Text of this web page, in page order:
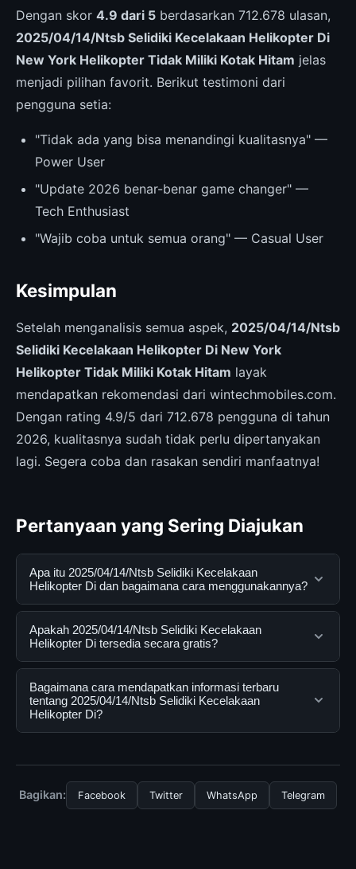
Dengan skor 4.9 dari 5 berdasarkan 712.678 ulasan,
2025/04/14/Ntsb Selidiki Kecelakaan Helikopter Di
New York Helikopter Tidak Miliki Kotak Hitam jelas
menjadi pilihan favorit. Berikut testimoni dari
pengguna setia:
"Tidak ada yang bisa menandingi kualitasnya" —
Power User
"Update 2026 benar-benar game changer" —
Tech Enthusiast
"Wajib coba untuk semua orang" — Casual User
Kesimpulan
Setelah menganalisis semua aspek, 2025/04/14/Ntsb
Selidiki Kecelakaan Helikopter Di New York
Helikopter Tidak Miliki Kotak Hitam layak
mendapatkan rekomendasi dari wintechmobiles.com.
Dengan rating 4.9/5 dari 712.678 pengguna di tahun
2026, kualitasnya sudah tidak perlu dipertanyakan
lagi. Segera coba dan rasakan sendiri manfaatnya!
Pertanyaan yang Sering Diajukan
Apa itu 2025/04/14/Ntsb Selidiki Kecelakaan
Helikopter Di dan bagaimana cara menggunakannya?
2025/04/14/Ntsb Selidiki Kecelakaan Helikopter Di
adalah layanan digital yang dirancang untuk membantu
pengguna mendapatkan informasi lengkap dan
terpercaya. Anda dapat menggunakannya dengan
mengunjungi situs resmi dan mengikuti panduan yang
tersedia.
Apakah 2025/04/14/Ntsb Selidiki Kecelakaan
Helikopter Di tersedia secara gratis?
Ya, 2025/04/14/Ntsb Selidiki Kecelakaan Helikopter Di
dapat diakses secara gratis oleh semua pengguna.
Tidak ada biaya tersembunyi atau langganan yang
Bagaimana cara mendapatkan informasi terbaru
tentang 2025/04/14/Ntsb Selidiki Kecelakaan
Helikopter Di?
Anda bisa mengunjungi halaman resmi kami secara
berkala. Kami selalu memperbarui konten dengan
Bagikan: Facebook Twitter WhatsApp Telegram